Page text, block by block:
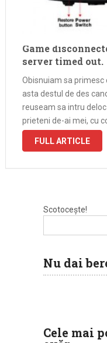
Game
server timed out.
Obisnuiam sa primesc
asta destul de des
reuseam sa intru
prieteni de-ai mei, cu
furnizor de internet, ba
FULL ARTICLE
Scotocește!
Nu dai
Cele mai